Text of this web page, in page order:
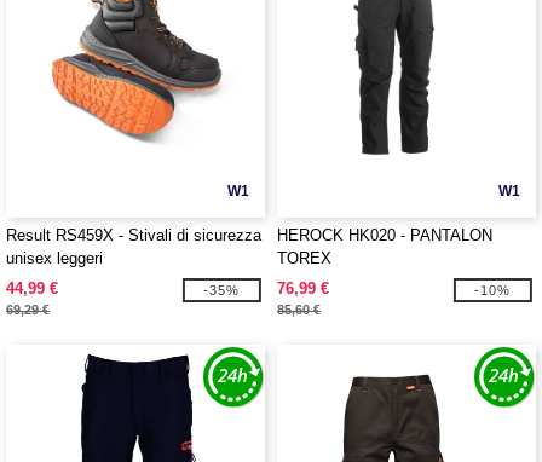
W1
Result RS459X - Stivali di sicurezza
unisex leggeri
44,99 €
69,29 €
-35%
W1
HEROCK HK020 - PANTALON
TOREX
76,99 €
85,60 €
-10%